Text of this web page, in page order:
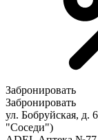
Забронировать
Забронировать
ул. Бобруйская, д.
"Соседи")